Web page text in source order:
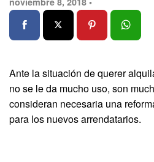
Ante la situación de querer
no se le da mucho uso, son
consideran necesaria una
para los nuevos arrendatarios.